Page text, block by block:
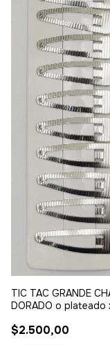
TIC TAC GRANDE
DORADO o plateado
$2.500,00